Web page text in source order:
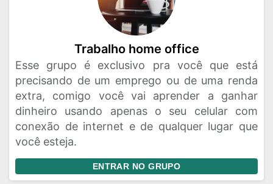
Trabalho home office
Esse grupo é exclusivo pra você que está
precisando de um emprego ou de uma renda
extra, comigo você vai aprender a ganhar
dinheiro usando apenas o seu celular com
conexão de internet e de qualquer lugar que
você esteja.
ENTRAR NO GRUPO